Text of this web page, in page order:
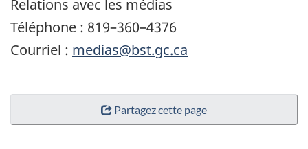
Relations avec les médias
Téléphone : 819–360–4376
Courriel : medias@bst.gc.ca
Partagez cette page